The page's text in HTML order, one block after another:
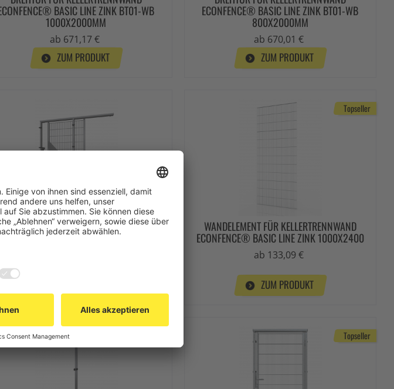
BASIC LINE ZINK BT01-WB
1000X2000MM
ab 671,17 €
ZUM PRODUKT
ECONFENCE® BASIC LINE ZINK BT01-WB
800X2000MM
ab 670,01 €
ZUM PRODUKT
SCHIEBETÜR FÜR KELLERTRENNWAND
ECONFENCE® BASIC LINE ZINK BT01
Topseller
WANDELEMENT FÜR KELLERTRENNWAND
ECONFENCE® BASIC LINE ZINK 1000X2400
ab 133,09 €
ZUM PRODUKT
Topseller